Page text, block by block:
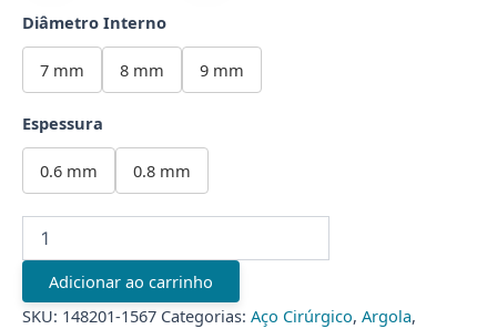
Diâmetro Interno
7 mm 8 mm 9 mm
Espessura
0.6 mm 0.8 mm
NARIZ
AÇO
quantidade
Adicionar ao carrinho
SKU: 148201-1567 Categorias: Aço Cirúrgico, Argola,